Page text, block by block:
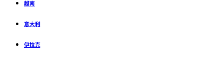
越南
意大利
伊拉克